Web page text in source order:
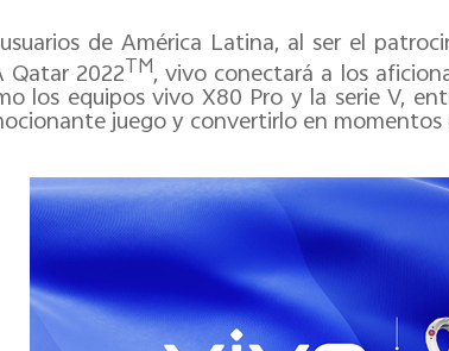
de América Latina, al ser el
Qatar 2022TM, vivo conectará a los
los equipos vivo X80 Pro y la serie V,
juego y convertirlo en